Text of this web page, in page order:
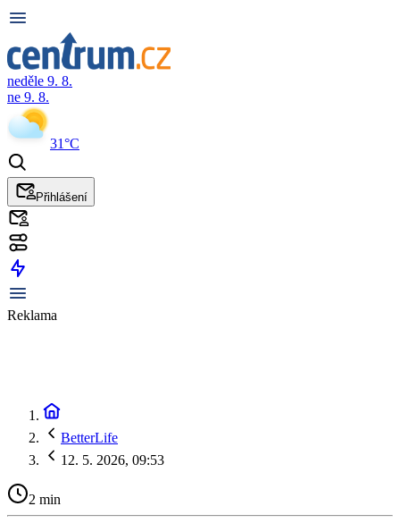
neděle 9. 8.
ne 9. 8.
31°C
Přihlášení
Reklama
BetterLife
12. 5. 2026, 09:53
2 min